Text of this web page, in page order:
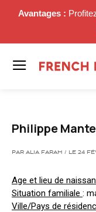
Avantages :
Philippe
PAR ALIA FARAH / LE 24
Age et lieu de
Situation familiale :
Ville/Pays de